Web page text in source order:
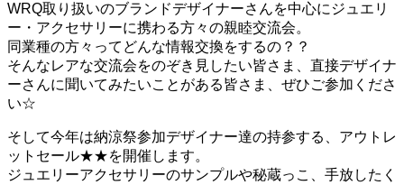
WRQ取り扱いのブランドデザイナーさんを中心にジュエリ
ー・アクセサリーに携わる方々の親睦交流会。
同業種の方々ってどんな情報交換をするの？？
そんなレアな交流会をのぞき見したい皆さま、直接デザイナ
ーさんに聞いてみたいことがある皆さま、ぜひご参加くださ
い☆
そして今年は納涼祭参加デザイナー達の持参する、アウトレ
ットセール★★を開催します。
ジュエリーアクセサリーのサンプルや秘蔵っこ、手放したく